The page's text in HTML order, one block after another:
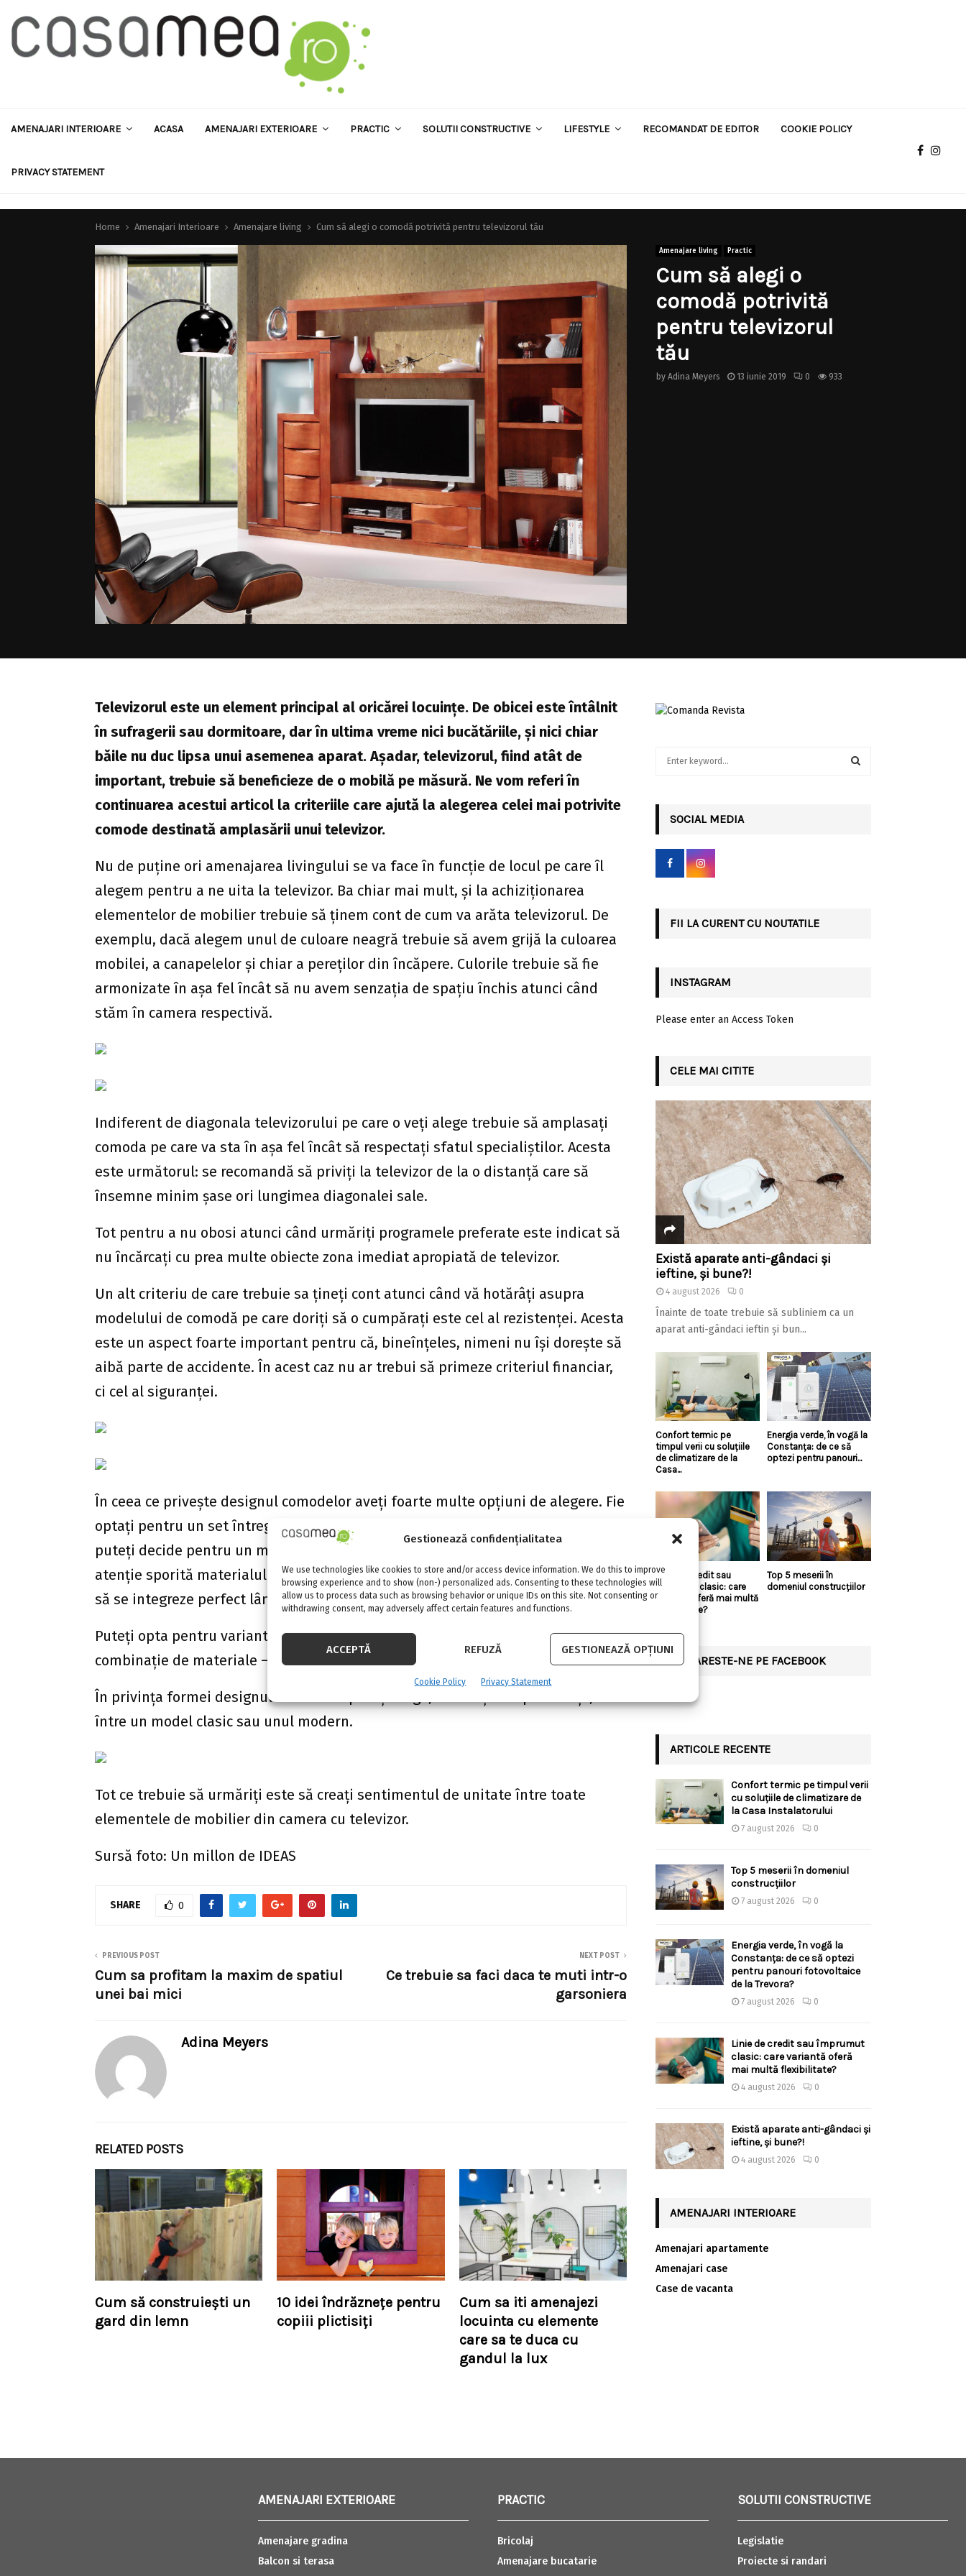
Gestionează confidențialitatea
We use technologies like cookies to store and/or access device information. We do this to improve
browsing experience and to show (non-) personalized ads. Consenting to these technologies will
allow us to process data such as browsing behavior or unique IDs on this site. Not consenting or
withdrawing consent, may adversely affect certain features and functions.
ACCEPTĂ REFUZĂ GESTIONEAZĂ OPȚIUNI
Cookie Policy Privacy Statement
AMENAJARI INTERIOARE ACASA AMENAJARI EXTERIOARE PRACTIC SOLUTII CONSTRUCTIVE LIFESTYLE RECOMANDAT DE EDITOR COOKIE POLICY
PRIVACY STATEMENT
Home Amenajari Interioare Amenajare living Cum să alegi o comodă potrivită pentru televizorul tău
Amenajare living Practic
Cum să alegi o
comodă potrivită
pentru televizorul
tău
by Adina Meyers 13 iunie 2019 0 933
Televizorul este un element principal al oricărei locuințe. De obicei este întâlnit
în sufragerii sau dormitoare, dar în ultima vreme nici bucătăriile, și nici chiar
băile nu duc lipsa unui asemenea aparat. Așadar, televizorul, fiind atât de
important, trebuie să beneficieze de o mobilă pe măsură. Ne vom referi în
continuarea acestui articol la criteriile care ajută la alegerea celei mai potrivite
comode destinată amplasării unui televizor.
Nu de puține ori amenajarea livingului se va face în funcție de locul pe care îl
alegem pentru a ne uita la televizor. Ba chiar mai mult, și la achiziționarea
elementelor de mobilier trebuie să ținem cont de cum va arăta televizorul. De
exemplu, dacă alegem unul de culoare neagră trebuie să avem grijă la culoarea
mobilei, a canapelelor și chiar a pereților din încăpere. Culorile trebuie să fie
armonizate în așa fel încât să nu avem senzația de spațiu închis atunci când
stăm în camera respectivă.
Indiferent de diagonala televizorului pe care o veți alege trebuie să amplasați
comoda pe care va sta în așa fel încât să respectați sfatul specialiștilor. Acesta
este următorul: se recomandă să priviți la televizor de la o distanță care să
însemne minim șase ori lungimea diagonalei sale.
Tot pentru a nu obosi atunci când urmăriți programele preferate este indicat să
nu încărcați cu prea multe obiecte zona imediat apropiată de televizor.
Un alt criteriu de care trebuie sa țineți cont atunci când vă hotărâți asupra
modelului de comodă pe care doriți să o cumpărați este cel al rezistenței. Acesta
este un aspect foarte important pentru că, bineînțeles, nimeni nu își dorește să
aibă parte de accidente. În acest caz nu ar trebui să primeze criteriul financiar,
ci cel al siguranței.
În ceea ce privește designul comodelor aveți foarte multe opțiuni de alegere. Fie
optați pentru un set întreg de mobilier – bibliotecă, comodă TV etc -, fie vă
puteți decide pentru un model separat. În acest caz, trebuie să acordați o
atenție sporită materialului din care este confecționată comoda, în așa fel încât
să se integreze perfect lângă celelalte corpuri de mobilă.
Puteți opta pentru varianta, cel mai des întâlnită, din lemn sau puteți alege o
combinație de materiale – lemn, metal, sticlă și, de ce nu, chiar plastic.
În privința formei designului comodei puteți alege, în funcție de preferințe,
între un model clasic sau unul modern.
Tot ce trebuie să urmăriți este să creați sentimentul de unitate între toate
elementele de mobilier din camera cu televizor.
Sursă foto: Un millon de IDEAS
SHARE 0
PREVIOUS POST
Cum sa profitam la maxim de spatiul
unei bai mici
NEXT POST
Ce trebuie sa faci daca te muti intr-o
garsoniera
Adina Meyers
RELATED POSTS
Cum să construiești un
gard din lemn
10 idei îndrăznețe pentru
copiii plictisiți
Cum sa iti amenajezi
locuinta cu elemente
care sa te duca cu
gandul la lux
r
SOCIAL MEDIA
FII LA CURENT CU NOUTATILE
INSTAGRAM
Please enter an Access Token
CELE MAI CITITE
Există aparate anti-gândaci și
ieftine, și bune?!
4 august 2026 0
Înainte de toate trebuie să subliniem ca un
aparat anti-gândaci ieftin și bun...
Confort termic pe
timpul verii cu soluțiile
de climatizare de la
Casa...
Energia verde, în vogă la
Constanța: de ce să
optezi pentru panouri...
Linie de credit sau
împrumut clasic: care
variantă oferă mai multă
flexibilitate?
Top 5 meserii în
domeniul construcțiilor
URMARESTE-NE PE FACEBOOK
ARTICOLE RECENTE
Confort termic pe timpul verii
cu soluțiile de climatizare de
la Casa Instalatorului
7 august 2026 0
Top 5 meserii în domeniul
construcțiilor
7 august 2026 0
Energia verde, în vogă la
Constanța: de ce să optezi
pentru panouri fotovoltaice
de la Trevora?
7 august 2026 0
Linie de credit sau împrumut
clasic: care variantă oferă
mai multă flexibilitate?
4 august 2026 0
Există aparate anti-gândaci și
ieftine, și bune?!
4 august 2026 0
AMENAJARI INTERIOARE
Amenajari apartamente
Amenajari case
Case de vacanta
AMENAJARI EXTERIOARE
Amenajare gradina
Balcon si terasa
PRACTIC
Bricolaj
Amenajare bucatarie
SOLUTII CONSTRUCTIVE
Legislatie
Proiecte si randari